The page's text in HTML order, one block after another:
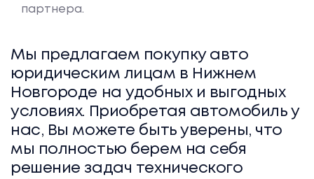
партнера.
Мы предлагаем покупку авто
юридическим лицам в Нижнем
Новгороде на удобных и выгодных
условиях. Приобретая автомобиль у
нас, Вы можете быть уверены, что
мы полностью берем на себя
решение задач технического